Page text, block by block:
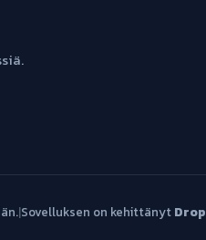
|Sovelluksen on kehittänyt